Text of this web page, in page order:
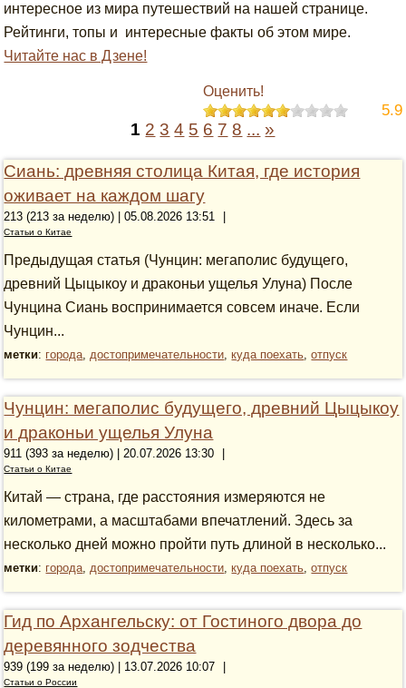
интересное из мира путешествий на нашей странице.
Рейтинги, топы и интересные факты об этом мире.
Читайте нас в Дзене!
Оценить!
5.9
1 2 3 4 5 6 7 8 ... »
Сиань: древняя столица Китая, где история
оживает на каждом шагу
213 (213 за неделю) | 05.08.2026 13:51
Статьи о Китае
Предыдущая статья (Чунцин: мегаполис будущего,
древний Цыцыкоу и драконьи ущелья Улуна) После
Чунцина Сиань воспринимается совсем иначе. Если
Чунцин...
метки: города,достопримечательности,куда поехать,отпуск
Чунцин: мегаполис будущего, древний Цыцыкоу
и драконьи ущелья Улуна
911 (393 за неделю) | 20.07.2026 13:30
Статьи о Китае
Китай — страна, где расстояния измеряются не
километрами, а масштабами впечатлений. Здесь за
несколько дней можно пройти путь длиной в несколько...
метки: города,достопримечательности,куда поехать,отпуск
Гид по Архангельску: от Гостиного двора до
деревянного зодчества
939 (199 за неделю) | 13.07.2026 10:07
Статьи о России